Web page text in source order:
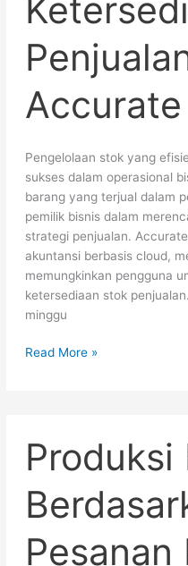
Pengelolaan stok yang
sukses dalam operasional
barang yang terjual dalam
pemilik bisnis dalam
strategi penjualan.
akuntansi berbasis cloud,
memungkinkan pengguna
ketersediaan stok
minggu
Ketersediaan
Penjualan
–
Accurate
Online
Read More »
Produksi
Pesanan
Barang
Berdasarkan
Penjualan
–
Accurate
Online